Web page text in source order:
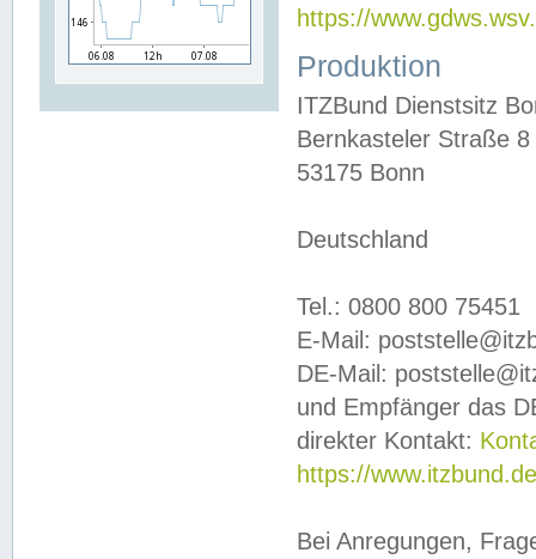
https://
Produktion
ITZBund Dienstsitz
Bernkasteler Straße 8
53175 Bonn
Deutschland
Tel.: 0800 800 75451
E-Mail:
DE-Mail:
und Empfänger das
direkter Kontakt:
https://
Bei Anregungen,